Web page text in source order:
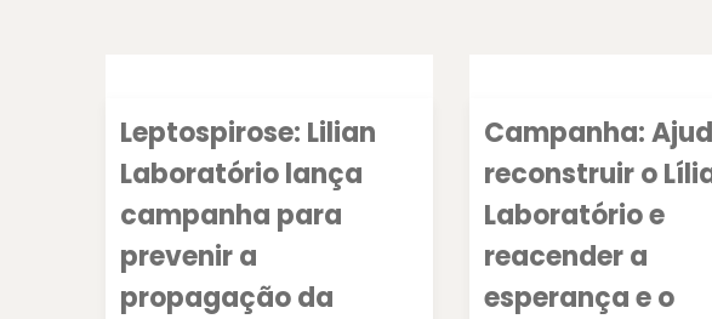
Leptospirose: Lilian
Laboratório lança
campanha para
prevenir a
propagação da
Campanha:
reconstruir o
Laboratório e
reacender a
esperança e o